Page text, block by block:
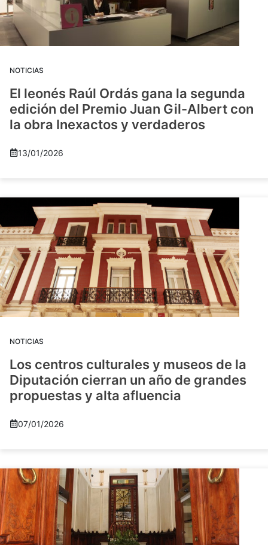
NOTICIAS
El leonés Raúl Ordás gana la segunda
edición del Premio Juan Gil-Albert con
la obra Inexactos y verdaderos
13/01/2026
NOTICIAS
Los centros culturales y museos de la
Diputación cierran un año de grandes
propuestas y alta afluencia
07/01/2026